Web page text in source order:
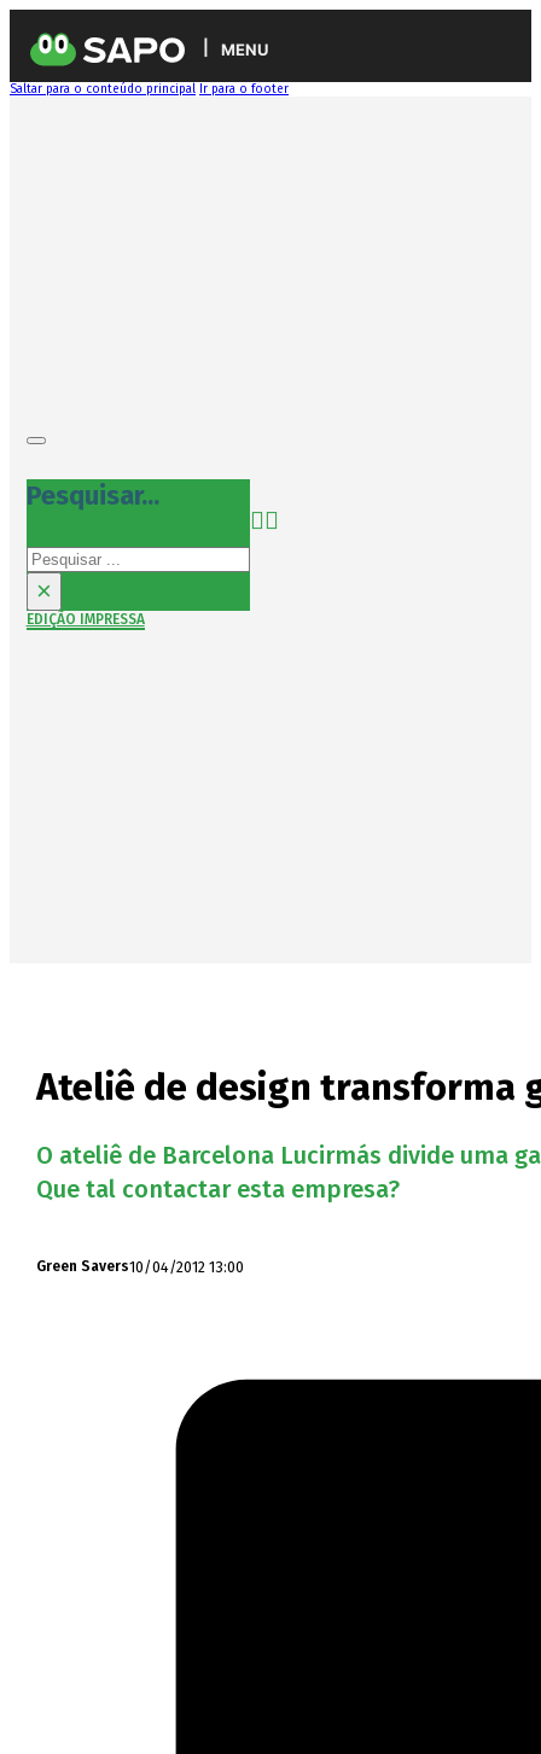
MENU
Saltar para o conteúdo principal Ir para o footer
Pesquisar...
Pesquisar
×
EDIÇÃO IMPRESSA
Ateliê de design transforma
O ateliê de Barcelona Lucirmás divide uma
Que tal contactar esta empresa?
Green Savers10/04/2012 13:00